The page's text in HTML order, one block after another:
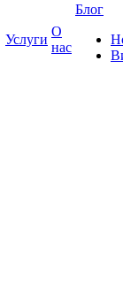
Услуги
О
нас
Блог